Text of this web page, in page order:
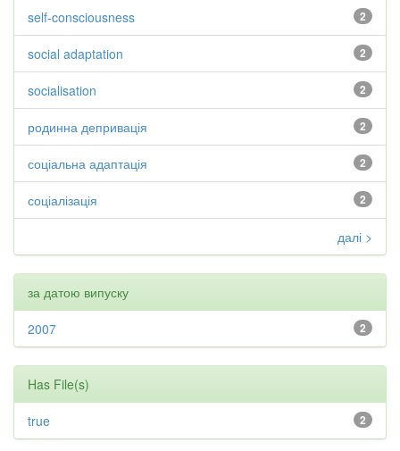
2
self-consciousness
2
social adaptation
2
socialisation
2
родинна депривація
2
соціальна адаптація
2
соціалізація
далі >
за датою випуску
2
2007
Has File(s)
2
true